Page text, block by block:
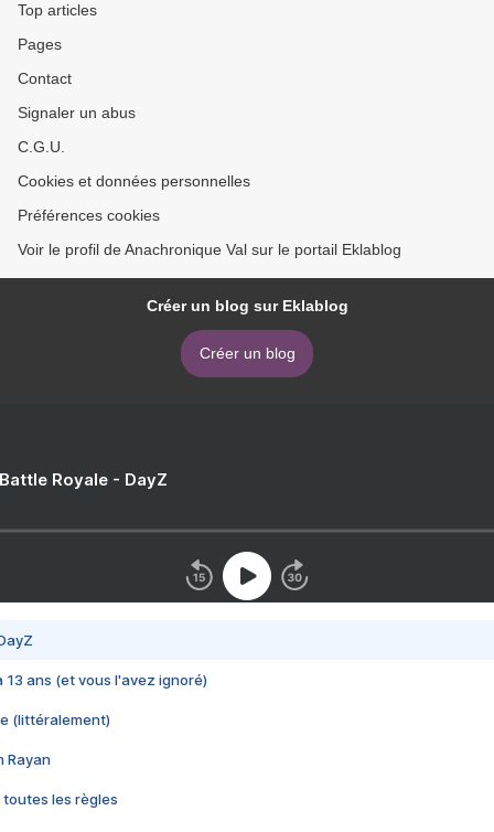
Top articles
Pages
Contact
Signaler un abus
C.G.U.
Cookies et données personnelles
Préférences cookies
Voir le profil de Anachronique Val sur le portail Eklablog
Créer un blog sur Eklablog
Créer un blog
Royale - DayZ
13 ans (et vous l'avez ignoré)
(littéralement)
Rayan
toutes les règles